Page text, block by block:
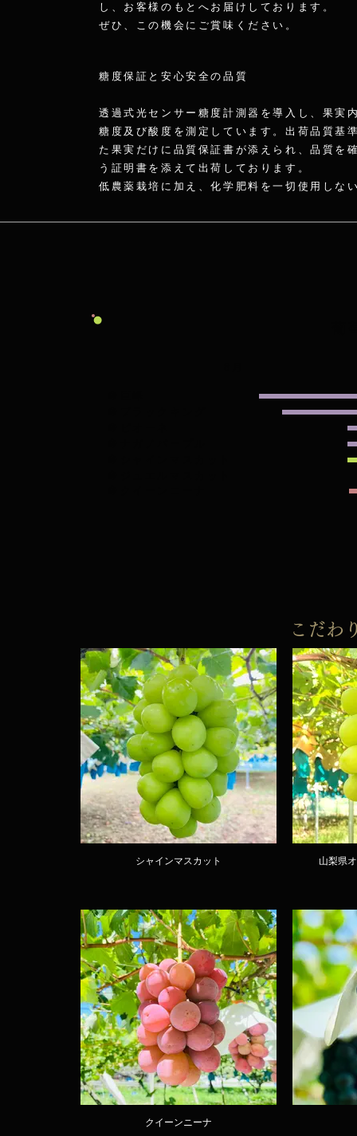
し、お客様のもとへお届けしております。
​ぜひ、この機会にご賞味ください。
糖度保証と安心安全の品質
透過式光センサー糖度計測器を導入し、果実
糖度及び酸度を測定しています。出荷品質基
た果実だけに品質保証書が添えられ、品質を
う証明書を添えて出荷しております。
低農薬栽培に加え、化学肥料を一切使用しな
こだわ
シャインマスカット 山梨県
クイーンニーナ